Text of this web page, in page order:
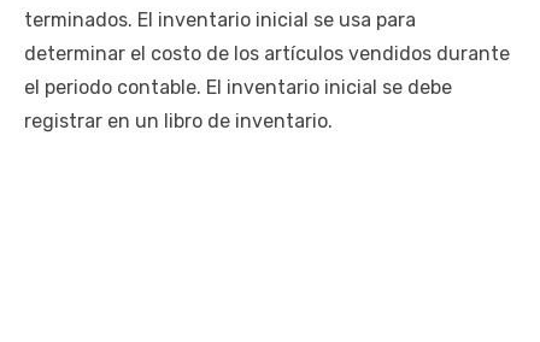
terminados. El inventario inicial se usa para
determinar el costo de los artículos vendidos durante
el periodo contable. El inventario inicial se debe
registrar en un libro de inventario.